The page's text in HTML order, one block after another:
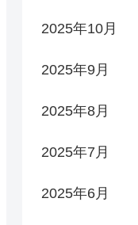
2025年10月
2025年9月
2025年8月
2025年7月
2025年6月